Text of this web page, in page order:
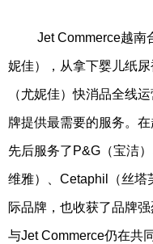
Jet Commerce越南
妮佳），从拿下婴儿纸
（尤妮佳）快消品全线
牌提供最需要的服务。
先后服务了P&G（宝洁
维雅）、Cetaphil（丝塔
际品牌，也收获了品牌
与Jet Commerce仍在共